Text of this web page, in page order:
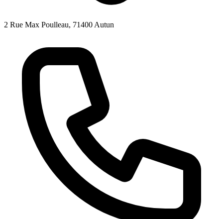
2 Rue Max Poulleau, 71400 Autun